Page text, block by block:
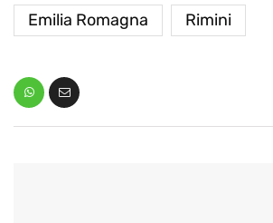
Emilia Romagna Rimini